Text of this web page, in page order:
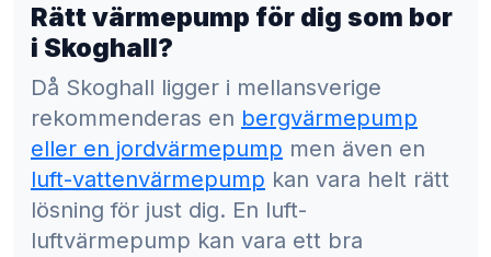
Rätt värmepump för dig som bor
i Skoghall?
Då Skoghall ligger i mellansverige
rekommenderas en bergvärmepump
eller en jordvärmepump men även en
luft-vattenvärmepump kan vara helt rätt
lösning för just dig. En luft-
luftvärmepump kan vara ett bra